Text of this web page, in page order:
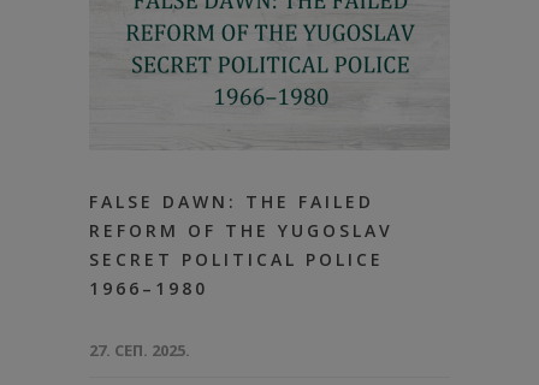
FALSE DAWN: THE FAILED
REFORM OF THE YUGOSLAV
SECRET POLITICAL POLICE
1966–1980
27. СЕП. 2025.